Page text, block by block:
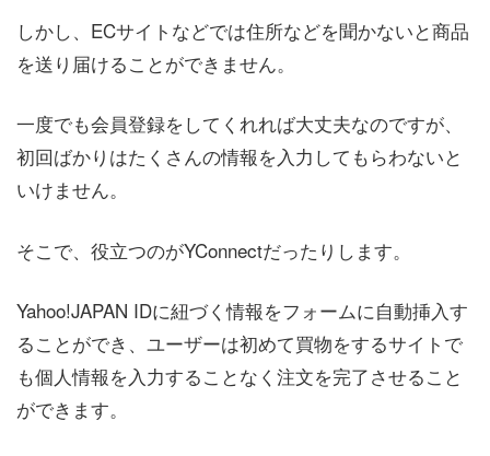
しかし、ECサイトなどでは住所などを聞かないと商品
を送り届けることができません。
一度でも会員登録をしてくれれば大丈夫なのですが、
初回ばかりはたくさんの情報を入力してもらわないと
いけません。
そこで、役立つのがYConnectだったりします。
Yahoo!JAPAN IDに紐づく情報をフォームに自動挿入す
ることができ、ユーザーは初めて買物をするサイトで
も個人情報を入力することなく注文を完了させること
ができます。